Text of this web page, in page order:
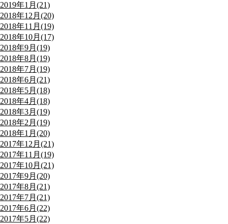
2019年1月(21)
2018年12月(20)
2018年11月(19)
2018年10月(17)
2018年9月(19)
2018年8月(19)
2018年7月(19)
2018年6月(21)
2018年5月(18)
2018年4月(18)
2018年3月(19)
2018年2月(19)
2018年1月(20)
2017年12月(21)
2017年11月(19)
2017年10月(21)
2017年9月(20)
2017年8月(21)
2017年7月(21)
2017年6月(22)
2017年5月(22)